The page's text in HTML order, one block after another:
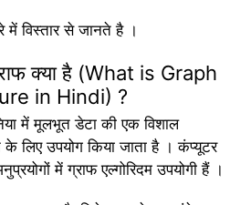
में विस्तार से जानते है ।
क्या है (What is Graph
in Hindi) ?
में मूलभूत डेटा की एक विशाल
के लिए उपयोग किया जाता है । कंप्यूटर
में ग्राफ एल्गोरिदम उपयोगी हैं ।